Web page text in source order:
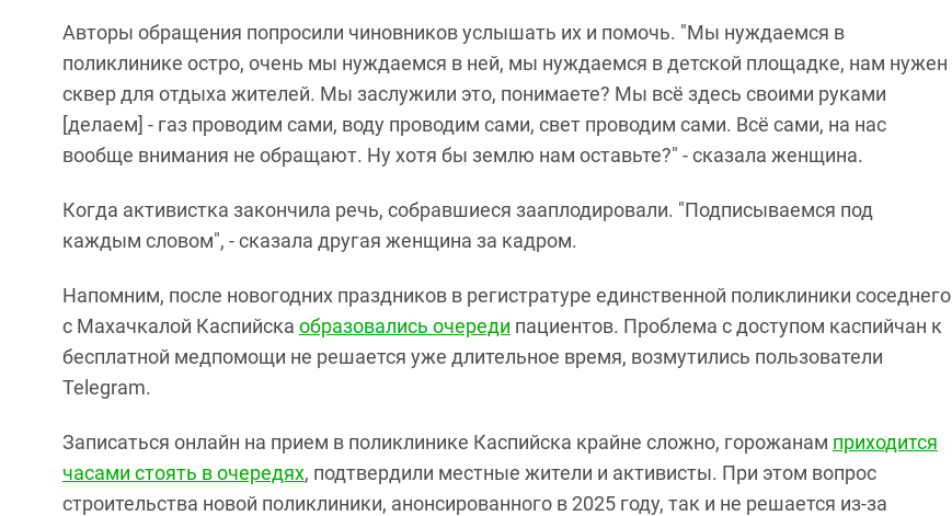
Авторы обращения попросили чиновников услышать их и помочь. "Мы нуждаемся в
поликлинике остро, очень мы нуждаемся в ней, мы нуждаемся в детской площадке, нам нужен
сквер для отдыха жителей. Мы заслужили это, понимаете? Мы всё здесь своими руками
[делаем] - газ проводим сами, воду проводим сами, свет проводим сами. Всё сами, на нас
вообще внимания не обращают. Ну хотя бы землю нам оставьте?" - сказала женщина.
Когда активистка закончила речь, собравшиеся зааплодировали. "Подписываемся под
каждым словом", - сказала другая женщина за кадром.
Напомним, после новогодних праздников в регистратуре единственной поликлиники соседнего
с Махачкалой Каспийска образовались очереди пациентов. Проблема с доступом каспийчан к
бесплатной медпомощи не решается уже длительное время, возмутились пользователи
Telegram.
Записаться онлайн на прием в поликлинике Каспийска крайне сложно, горожанам приходится
часами стоять в очередях, подтвердили местные жители и активисты. При этом вопрос
строительства новой поликлиники, анонсированного в 2025 году, так и не решается из-за